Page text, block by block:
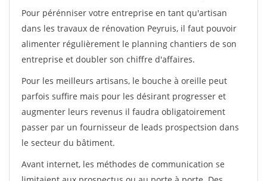
Pour pérénniser votre entreprise en tant qu'artisan
dans les travaux de rénovation Peyruis, il faut pouvoir
alimenter régulièrement le planning chantiers de son
entreprise et doubler son chiffre d'affaires.
Pour les meilleurs artisans, le bouche à oreille peut
parfois suffire mais pour les désirant progresser et
augmenter leurs revenus il faudra obligatoirement
passer par un fournisseur de leads prospectsion dans
le secteur du bâtiment.
Avant internet, les méthodes de communication se